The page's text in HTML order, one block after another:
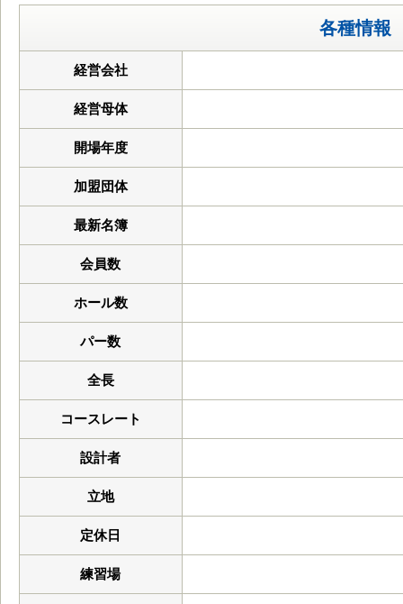
各種情報
経営会社
経営母体
開場年度
加盟団体
最新名簿
会員数
ホール数
パー数
全長
コースレート
設計者
立地
定休日
練習場